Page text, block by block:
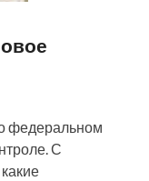
федеральном
С